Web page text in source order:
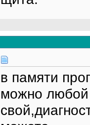
в памяти
можно любой